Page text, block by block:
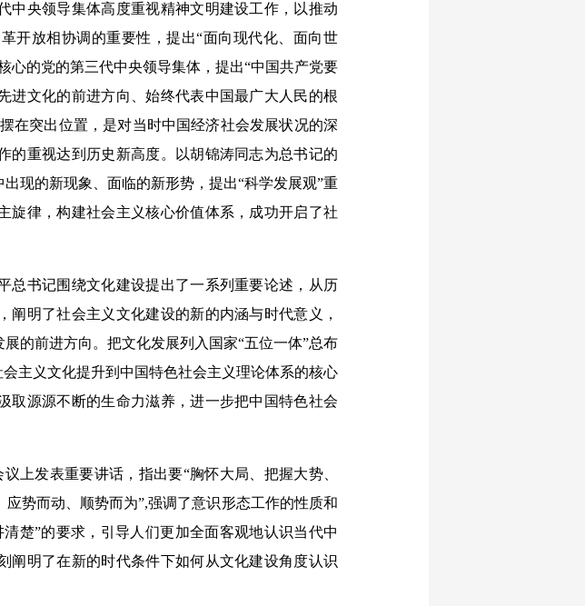
央领导集体高度重视精神文明建设工作，以推动
开放相协调的重要性，提出“面向现代化、面向世
心的党的第三代中央领导集体，提出“中国共产党要
进文化的前进方向、始终代表中国最广大人民的根
在突出位置，是对当时中国经济社会发展状况的深
的重视达到历史新高度。以胡锦涛同志为总书记的
现的新现象、面临的新形势，提出“科学发展观”重
旋律，构建社会主义核心价值体系，成功开启了社
书记围绕文化建设提出了一系列重要论述，从历
明了社会主义文化建设的新的内涵与时代意义，
的前进方向。把文化发展列入国家“五位一体”总布
主义文化提升到中国特色社会主义理论体系的核心
取源源不断的生命力滋养，进一步把中国特色社会
发表重要讲话，指出要“胸怀大局、把握大势、
势而动、顺势而为”,强调了意识形态工作的性质和
楚”的要求，引导人们更加全面客观地认识当代中
阐明了在新的时代条件下如何从文化建设角度认识